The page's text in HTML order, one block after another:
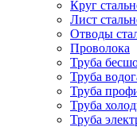
Круг
Лист
Отводы
Проволока
Труба
Труба
Труба
Труба
Труба